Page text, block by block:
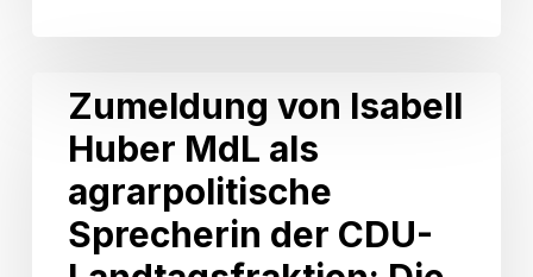
Wahlkreis
Neckarsulm
Isabell
Huber
agrarpolitische
Zumeldung von Isabell
Huber MdL als
agrarpolitische
Sprecherin der CDU-